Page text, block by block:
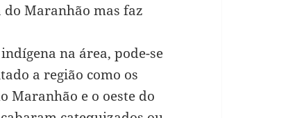
Maranhão mas faz
na área, pode-se
a região como os
Maranhão e o oeste do